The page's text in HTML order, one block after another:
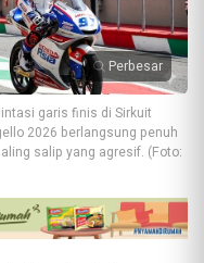
Perbesar
garis finis di Sirkuit
2026 berlangsung penuh
salip yang agresif. (Foto: